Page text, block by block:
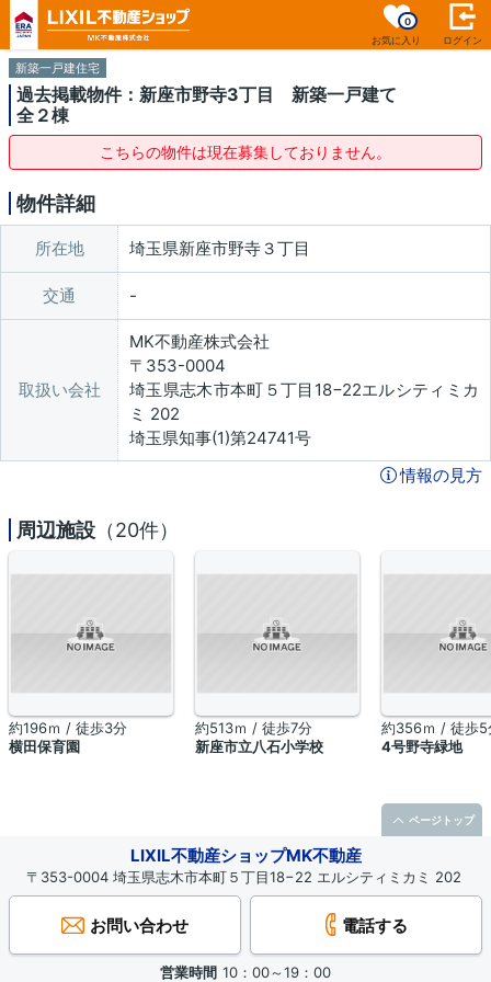
お気に入り
0
ログイン
新築一戸建住宅
過去掲載物件：新座市野寺3丁目 新築一戸建て
全２棟
こちらの物件は現在募集しておりません。
物件詳細
所在地 埼玉県新座市野寺３丁目
交通
取扱い会社
MK不動産株式会社
〒353-0004
埼玉県志木市本町５丁目18−22エルシティミカ
ミ 202
埼玉県知事(1)第24741号
情報の見方
周辺施設 （20件）
約196ｍ / 徒歩3分
横田保育園
約513ｍ / 徒歩7分
新座市立八石小学校
約356ｍ / 徒歩5
4号野寺緑地
LIXIL不動産ショップMK不動産
〒353-0004 埼玉県志木市本町５丁目18−22 エルシティミカミ 202
お問い合わせ 電話する
営業時間 10：00～19：00
ページトップ